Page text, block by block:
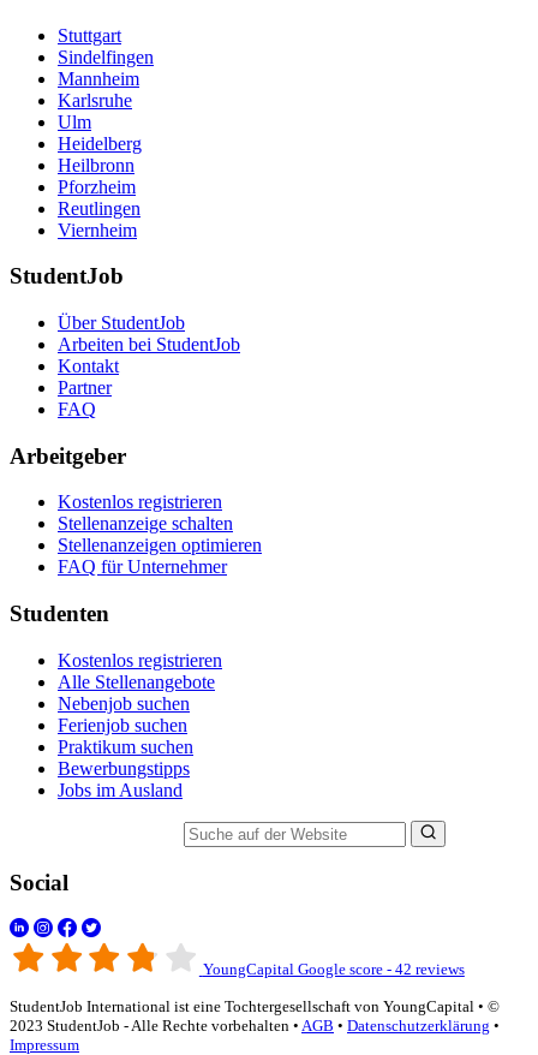
Stuttgart
Sindelfingen
Mannheim
Karlsruhe
Ulm
Heidelberg
Heilbronn
Pforzheim
Reutlingen
Viernheim
StudentJob
Über StudentJob
Arbeiten bei StudentJob
Kontakt
Partner
FAQ
Arbeitgeber
Kostenlos registrieren
Stellenanzeige schalten
Stellenanzeigen optimieren
FAQ für Unternehmer
Studenten
Kostenlos registrieren
Alle Stellenangebote
Nebenjob suchen
Ferienjob suchen
Praktikum suchen
Bewerbungstipps
Jobs im Ausland
Social
YoungCapital Google score - 42 reviews
StudentJob International ist eine Tochtergesellschaft von YoungCapital • ©
2023 StudentJob - Alle Rechte vorbehalten • AGB • Datenschutzerklärung •
Impressum